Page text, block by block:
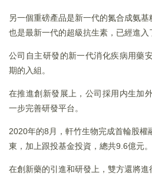
另一個重磅產品是新一代的氮合成氨基
也是最新一代的超級抗生素，已經進入
公司自主研發的新一代消化疾病用藥
期的入組。
在推進創新發展上，公司採用内生加
一步完善研發平台。
2020年的8月，軒竹生物完成首輪股權
東，加上跟投基金投資，總共9.6億元。
在創新藥的引進和研發上，雙方還將進